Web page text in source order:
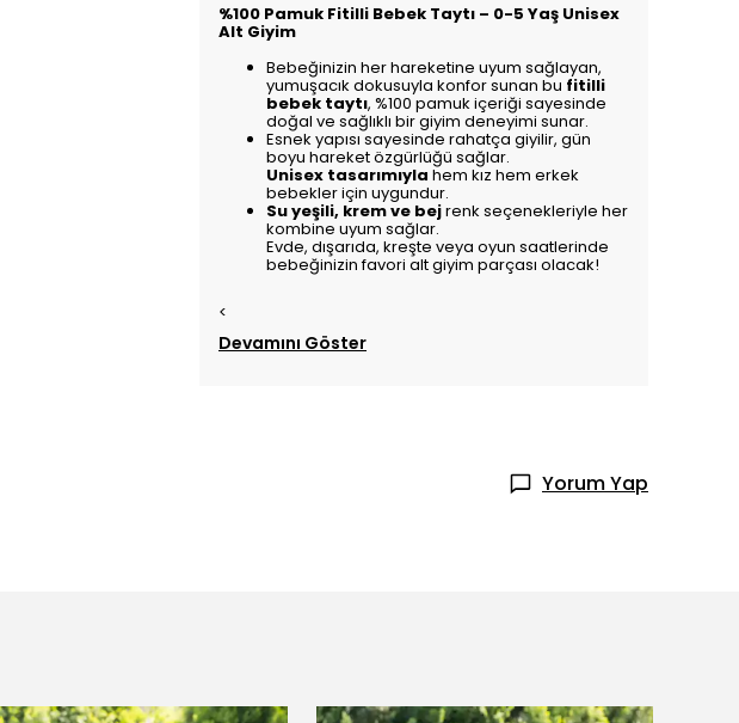
%100 Pamuk Fitilli Bebek Taytı – 0-5 Yaş Unisex
Alt Giyim
Bebeğinizin her hareketine uyum sağlayan,
yumuşacık dokusuyla konfor sunan bu fitilli
bebek taytı, %100 pamuk içeriği sayesinde
doğal ve sağlıklı bir giyim deneyimi sunar.
Esnek yapısı sayesinde rahatça giyilir, gün
boyu hareket özgürlüğü sağlar.
Unisex tasarımıyla hem kız hem erkek
bebekler için uygundur.
Su yeşili, krem ve bejrenk seçenekleriyle her
kombine uyum sağlar.
Evde, dışarıda, kreşte veya oyun saatlerinde
bebeğinizin favori alt giyim parçası olacak!
<
Devamını Göster
Yorum Yap